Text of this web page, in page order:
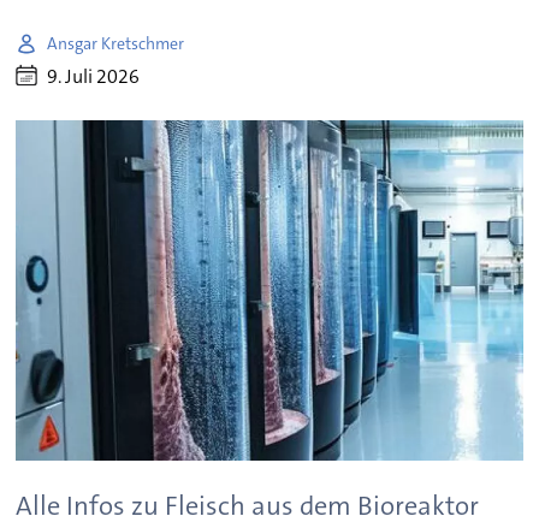
Ansgar Kretschmer
9. Juli 2026
Alle Infos zu Fleisch aus dem Bioreaktor